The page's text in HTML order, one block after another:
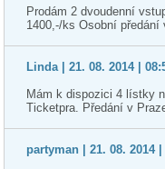
Prodám 2 dvoudenní
1400,-/ks Osobní
Linda | 21. 08. 2014 |
Mám k dispozici 4 lístky
Ticketpra. Předání v
partyman | 21. 08. 2014 |